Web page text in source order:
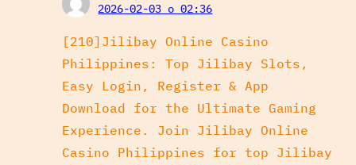
2026-02-03 o 02:36
[210]Jilibay Online Casino
Philippines: Top Jilibay Slots,
Easy Login, Register & App
Download for the Ultimate Gaming
Experience. Join Jilibay Online
Casino Philippines for top Jilibay